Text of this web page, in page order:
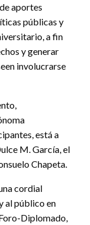
aportes
públicas y
a fin
y generar
involucrarse
está a
M. García, el
Chapeta.
cordial
al público en
Diplomado,